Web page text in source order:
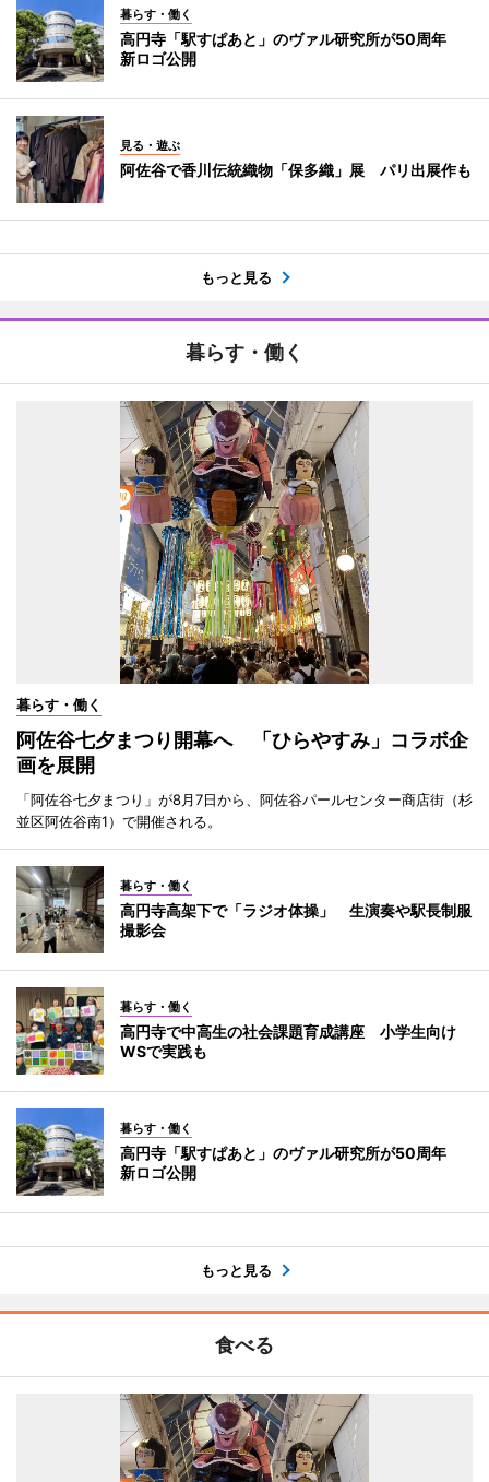
暮らす・働く
高円寺「駅すぱあと」のヴァル研究所が50周年
新ロゴ公開
見る・遊ぶ
阿佐谷で香川伝統織物「保多織」展 パリ出展作も
もっと見る
暮らす・働く
暮らす・働く
阿佐谷七夕まつり開幕へ 「ひらやすみ」コラボ企
画を展開
「阿佐谷七夕まつり」が8月7日から、阿佐谷パールセンター商店街（杉
並区阿佐谷南1）で開催される。
暮らす・働く
高円寺高架下で「ラジオ体操」 生演奏や駅長制服
撮影会
暮らす・働く
高円寺で中高生の社会課題育成講座 小学生向け
WSで実践も
暮らす・働く
高円寺「駅すぱあと」のヴァル研究所が50周年
新ロゴ公開
もっと見る
食べる